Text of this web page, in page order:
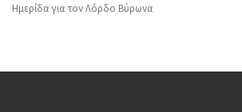
Ημερίδα για τον Λόρδο Βύρωνα